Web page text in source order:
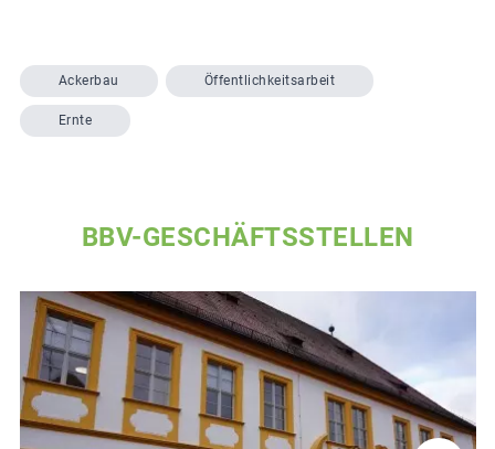
Ackerbau Öffentlichkeitsarbeit
Ernte
BBV-GESCHÄFTSSTELLEN